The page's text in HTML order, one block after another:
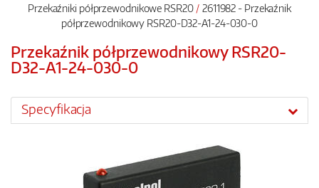
Przekaźniki półprzewodnikowe RSR20
2611982 - Przekaźnik
półprzewodnikowy RSR20-D32-A1-24-030-0
Przekaźnik półprzewodnikowy RSR20-
D32-A1-24-030-0
Specyfikacja